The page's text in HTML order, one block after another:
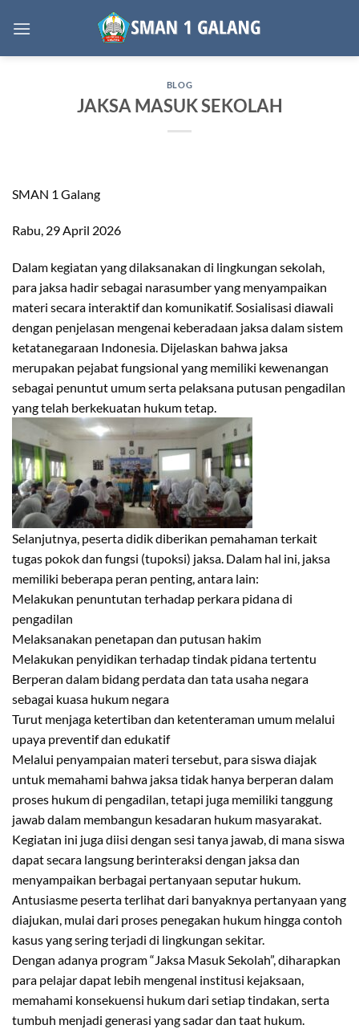
BLOG
JAKSA MASUK SEKOLAH
SMAN 1 Galang
Rabu, 29 April 2026
Dalam kegiatan yang dilaksanakan di lingkungan sekolah,
para jaksa hadir sebagai narasumber yang menyampaikan
materi secara interaktif dan komunikatif. Sosialisasi diawali
dengan penjelasan mengenai keberadaan jaksa dalam sistem
ketatanegaraan Indonesia. Dijelaskan bahwa jaksa
merupakan pejabat fungsional yang memiliki kewenangan
sebagai penuntut umum serta pelaksana putusan pengadilan
yang telah berkekuatan hukum tetap.
Selanjutnya, peserta didik diberikan pemahaman terkait
tugas pokok dan fungsi (tupoksi) jaksa. Dalam hal ini, jaksa
memiliki beberapa peran penting, antara lain:
Melakukan penuntutan terhadap perkara pidana di
pengadilan
Melaksanakan penetapan dan putusan hakim
Melakukan penyidikan terhadap tindak pidana tertentu
Berperan dalam bidang perdata dan tata usaha negara
sebagai kuasa hukum negara
Turut menjaga ketertiban dan ketenteraman umum melalui
upaya preventif dan edukatif
Melalui penyampaian materi tersebut, para siswa diajak
untuk memahami bahwa jaksa tidak hanya berperan dalam
proses hukum di pengadilan, tetapi juga memiliki tanggung
jawab dalam membangun kesadaran hukum masyarakat.
Kegiatan ini juga diisi dengan sesi tanya jawab, di mana siswa
dapat secara langsung berinteraksi dengan jaksa dan
menyampaikan berbagai pertanyaan seputar hukum.
Antusiasme peserta terlihat dari banyaknya pertanyaan yang
diajukan, mulai dari proses penegakan hukum hingga contoh
kasus yang sering terjadi di lingkungan sekitar.
Dengan adanya program “Jaksa Masuk Sekolah”, diharapkan
para pelajar dapat lebih mengenal institusi kejaksaan,
memahami konsekuensi hukum dari setiap tindakan, serta
tumbuh menjadi generasi yang sadar dan taat hukum.